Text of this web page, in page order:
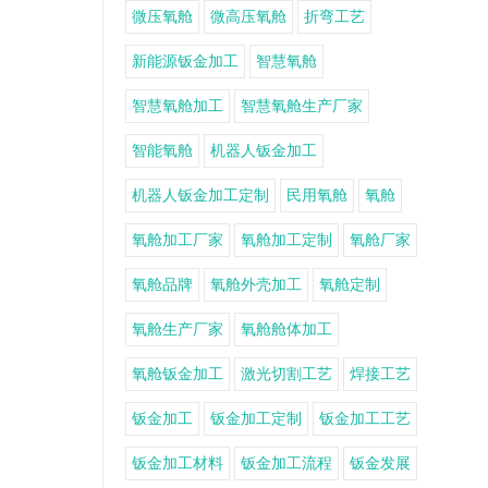
微压氧舱 微高压氧舱 折弯工艺
新能源钣金加工 智慧氧舱
智慧氧舱加工 智慧氧舱生产厂家
智能氧舱 机器人钣金加工
机器人钣金加工定制 民用氧舱 氧舱
氧舱加工厂家 氧舱加工定制 氧舱厂家
氧舱品牌 氧舱外壳加工 氧舱定制
氧舱生产厂家 氧舱舱体加工
氧舱钣金加工 激光切割工艺 焊接工艺
钣金加工 钣金加工定制 钣金加工工艺
钣金加工材料 钣金加工流程 钣金发展